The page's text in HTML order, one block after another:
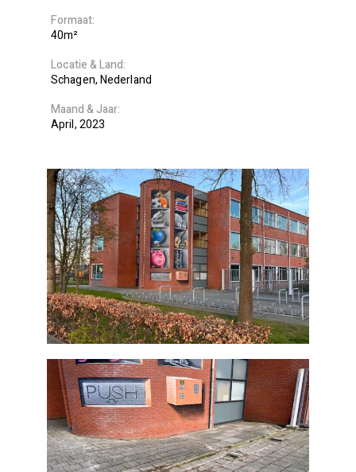
Formaat
40m²
Locatie
Land
Schagen Nederland
Maand
Jaar
April 2023